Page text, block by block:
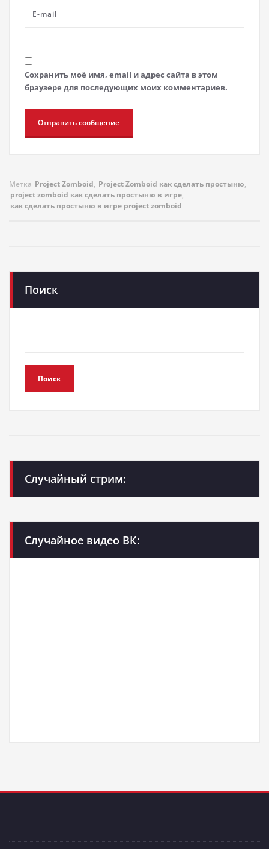
Сохранить моё имя, email и адрес сайта в этом
браузере для последующих моих комментариев.
Метка Project Zomboid, Project Zomboid как сделать простыню,
project zomboid как сделать простыню в игре,
как сделать простыню в игре project zomboid
Поиск
Поиск
Случайный стрим:
Случайное видео ВК: